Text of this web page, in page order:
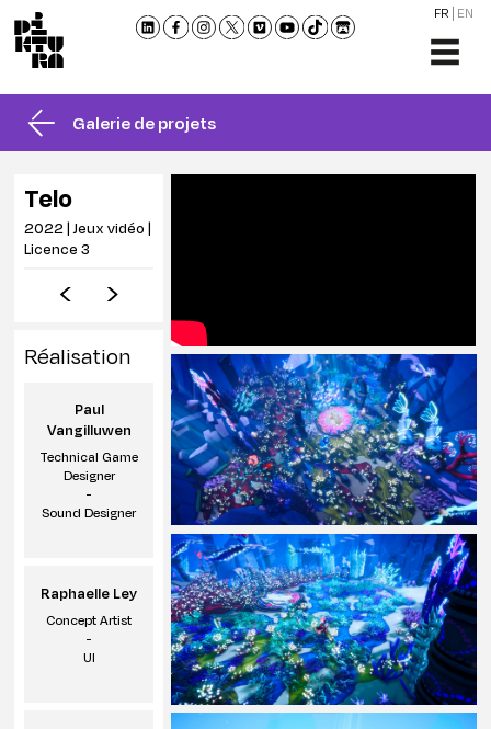
FR EN
Galerie de projets
Telo
2022 | Jeux vidéo |
Licence 3
Réalisation
Paul
Vangilluwen
Technical Game
Designer
-
Sound Designer
Raphaelle Ley
Concept Artist
-
UI